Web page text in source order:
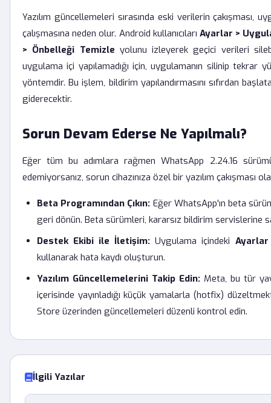
Yazılım güncellemeleri sırasında eski verilerin çakışması,
çalışmasına neden olur. Android kullanıcıları Ayarlar >
> Önbelleği Temizle yolunu izleyerek geçici verileri
uygulama içi yapılamadığı için, uygulamanın silinip tekrar
yöntemdir. Bu işlem, bildirim yapılandırmasını sıfırdan
giderecektir.
Sorun Devam Ederse Ne Yapılmalı?
Eğer tüm bu adımlara rağmen WhatsApp 2.24.16
edemiyorsanız, sorun cihazınıza özel bir yazılım çakışması
Beta Programından Çıkın: Eğer WhatsApp'ın beta
geri dönün. Beta sürümleri, kararsız bildirim servislerine
Destek Ekibi ile İletişim: Uygulama içindeki Ayarlar
kullanarak hata kaydı oluşturun.
Yazılım Güncellemelerini Takip Edin: Meta, bu tür
içerisinde yayınladığı küçük yamalarla (hotfix)
Store üzerinden güncellemeleri düzenli kontrol edin.
İlgili Yazılar